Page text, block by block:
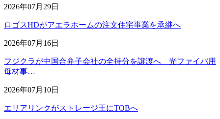
2026年07月29日
ロゴスHDがアエラホームの注文住宅事業を承継へ
2026年07月16日
フジクラが中国合弁子会社の全持分を譲渡へ 光ファイバ用
母材事…
2026年07月10日
エリアリンクがストレージ王にTOBへ